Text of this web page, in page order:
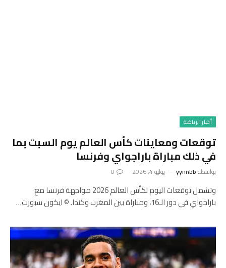
أخبار الرياضة
توقعات ومعاينات كأس العالم يوم السبت بما
في ذلك مباراة باراجواي وفرنسا
بواسطةyynnbb يوليو 4, 2026 0
وتشمل توقعات اليوم لكأس العالم 2026 مواجهة فرنسا مع
باراجواي في دور الـ16، ومباراة بين المغرب وكندا. © ايكون سبورت…